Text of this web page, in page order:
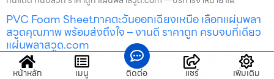
PVC Foam Sheetภาคตะวันออกเฉียงเหนือ เลือกแผ่นพลา
สวูดคุณภาพ พร้อมส่งถึงใจ – งานดี ราคาถูก ครบจบที่เดียว
แผ่นพลาสวูด.com
PVC Foam Sheetภาคตะวันออกเฉียงเหนือ เลือกแผ่นพลาสวูดคุณภาพ
พร้อมส่งถึงใจ – งานดี ราคาถูก ครบจบที่เดียว แผ่นพลาสวูด.com —
หน้าหลัก เมนู ติดต่อ แชร์ เพิ่มเติม